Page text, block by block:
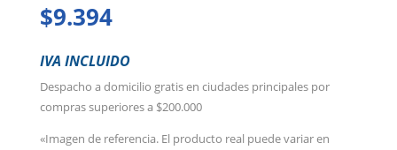
$9.394
IVA INCLUIDO
Despacho a domicilio gratis en ciudades principales por
compras superiores a $200.000
«Imagen de referencia. El producto real puede variar en